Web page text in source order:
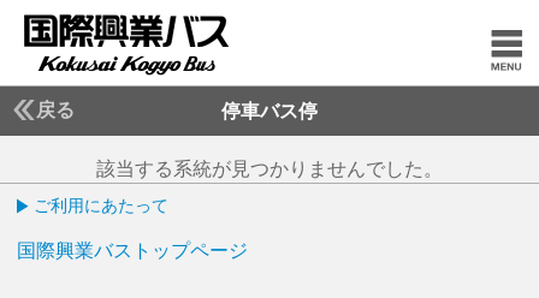
戻る 停車バス停
該当する系統が見つかりませんでした。
ご利用にあたって
国際興業バストップページ